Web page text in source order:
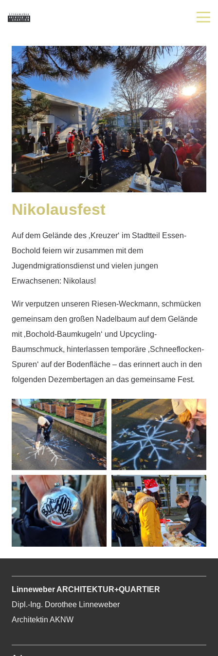
Nikolausfest
Auf dem Gelände des ‚Kreuzer‘ im Stadtteil Essen-
Bochold feiern wir zusammen mit dem
Jugendmigrationsdienst und vielen jungen
Erwachsenen: Nikolaus!
Wir verputzen unseren Riesen-Weckmann, schmücken
gemeinsam den großen Nadelbaum auf dem Gelände
mit ‚Bochold-Baumkugeln‘ und Upcycling-
Baumschmuck, hinterlassen temporäre ‚Schneeflocken-
Spuren‘ auf der Bodenfläche – das erinnert auch in den
folgenden Dezembertagen an das gemeinsame Fest.
Linneweber ARCHITEKTUR+QUARTIER
Dipl.-Ing. Dorothee Linneweber
Architektin AKNW